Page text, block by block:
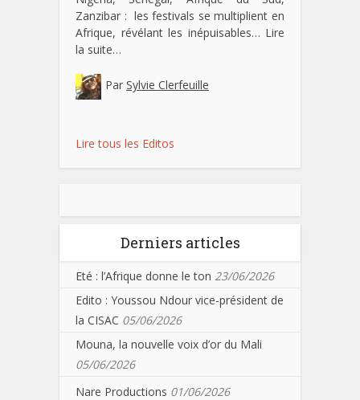
Zanzibar : les festivals se multiplient en
Afrique, révélant les inépuisables… Lire
la suite…
Par Sylvie Clerfeuille
Lire tous les Editos
Derniers articles
Eté : l’Afrique donne le ton 23/06/2026
Edito : Youssou Ndour vice-président de
la CISAC 05/06/2026
Mouna, la nouvelle voix d’or du Mali
05/06/2026
Nare Productions 01/06/2026